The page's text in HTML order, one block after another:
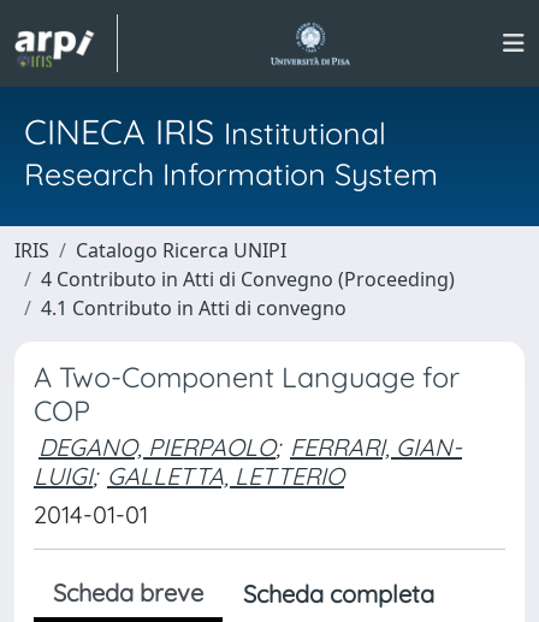
CINECA IRIS Institutional
Research Information System
IRIS
Catalogo Ricerca UNIPI
4 Contributo in Atti di Convegno (Proceeding)
4.1 Contributo in Atti di convegno
A Two-Component Language for
COP
DEGANO, PIERPAOLO; FERRARI, GIAN-
LUIGI; GALLETTA, LETTERIO
2014-01-01
Scheda breve
Scheda completa